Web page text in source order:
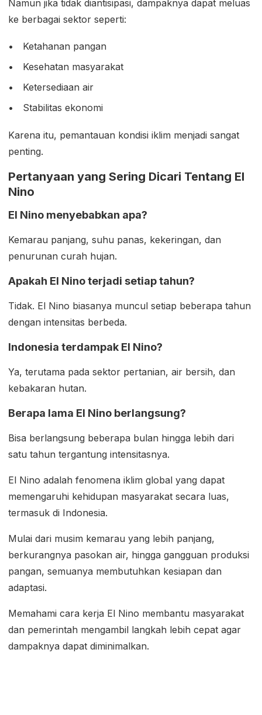
Namun jika tidak diantisipasi, dampaknya dapat meluas
ke berbagai sektor seperti:
Ketahanan pangan
Kesehatan masyarakat
Ketersediaan air
Stabilitas ekonomi
Karena itu, pemantauan kondisi iklim menjadi sangat
penting.
Pertanyaan yang Sering Dicari Tentang El
Nino
El Nino menyebabkan apa?
Kemarau panjang, suhu panas, kekeringan, dan
penurunan curah hujan.
Apakah El Nino terjadi setiap tahun?
Tidak. El Nino biasanya muncul setiap beberapa tahun
dengan intensitas berbeda.
Indonesia terdampak El Nino?
Ya, terutama pada sektor pertanian, air bersih, dan
kebakaran hutan.
Berapa lama El Nino berlangsung?
Bisa berlangsung beberapa bulan hingga lebih dari
satu tahun tergantung intensitasnya.
El Nino adalah fenomena iklim global yang dapat
memengaruhi kehidupan masyarakat secara luas,
termasuk di Indonesia.
Mulai dari musim kemarau yang lebih panjang,
berkurangnya pasokan air, hingga gangguan produksi
pangan, semuanya membutuhkan kesiapan dan
adaptasi.
Memahami cara kerja El Nino membantu masyarakat
dan pemerintah mengambil langkah lebih cepat agar
dampaknya dapat diminimalkan.